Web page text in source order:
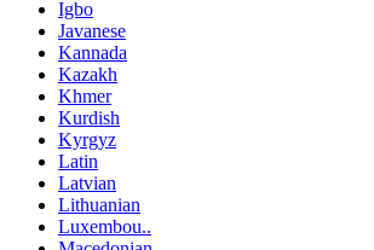
Igbo
Javanese
Kannada
Kazakh
Khmer
Kurdish
Kyrgyz
Latin
Latvian
Lithuanian
Luxembou..